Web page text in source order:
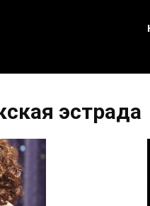
эстрада